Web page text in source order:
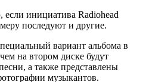
если инициатива Radiоhead
последуют и другие.
вариант альбома в
на втором диске будут
а также представлены
музыкантов.